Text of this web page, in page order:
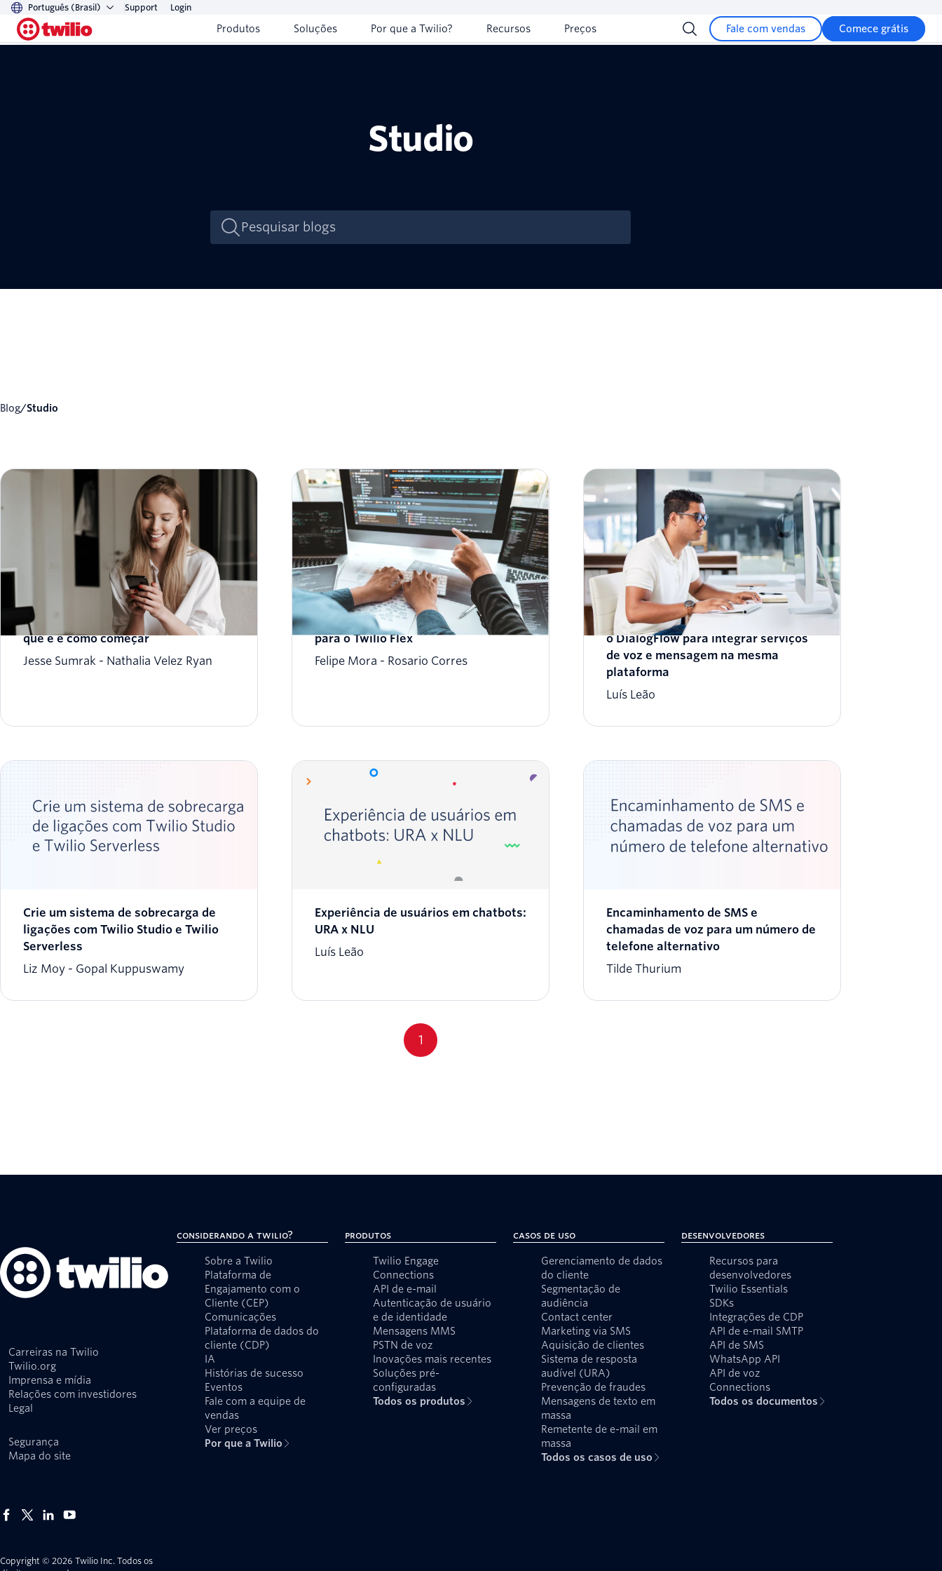
Português (Brasil) Support Login
Produtos Soluções Por que a Twilio? Recursos Preços Fale com vendas Comece grátis
Studio
Blog/ Studio
Marketing por SMS para iniciantes: O
que é e como começar
Jesse Sumrak
Nathalia Velez Ryan
Como transferir chats de WhatsApp
para o Twilio Flex
Felipe Mora
Rosario Corres
Chatbot de voz existe? Como utilizar
o DialogFlow para integrar serviços
de voz e mensagem na mesma
plataforma
Luís Leão
Crie um sistema de sobrecarga de
ligações com Twilio Studio e Twilio
Serverless
Liz Moy
Gopal Kuppuswamy
Experiência de usuários em chatbots:
URA x NLU
Luís Leão
Encaminhamento de SMS e
chamadas de voz para um número de
telefone alternativo
Tilde Thurium
1
Carreiras na Twilio
Twilio.org
Imprensa e mídia
Relações com investidores
Legal
Segurança
Mapa do site
Copyright © 2026 Twilio Inc. Todos os
Considerando a Twilio?
Sobre a Twilio
Plataforma de
Engajamento com o
Cliente (CEP)
Comunicações
Plataforma de dados do
cliente (CDP)
IA
Histórias de sucesso
Eventos
Fale com a equipe de
vendas
Ver preços
Por que a Twilio
Produtos
Twilio Engage
Connections
API de e-mail
Autenticação de usuário
e de identidade
Mensagens MMS
PSTN de voz
Inovações mais recentes
Soluções pré-
configuradas
Todos os produtos
Casos de uso
Gerenciamento de dados
do cliente
Segmentação de
audiência
Contact center
Marketing via SMS
Aquisição de clientes
Sistema de resposta
audível (URA)
Prevenção de fraudes
Mensagens de texto em
massa
Remetente de e-mail em
massa
Todos os casos de uso
Desenvolvedores
Recursos para
desenvolvedores
Twilio Essentials
SDKs
Integrações de CDP
API de e-mail SMTP
API de SMS
WhatsApp API
API de voz
Connections
Todos os documentos